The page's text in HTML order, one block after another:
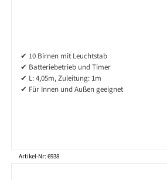
✔ 10 Birnen mit Leuchtstab
✔ Batteriebetrieb und Timer
✔ L: 4,05m, Zuleitung: 1m
✔ Für Innen und Außen geeignet
Artikel-Nr: 6938